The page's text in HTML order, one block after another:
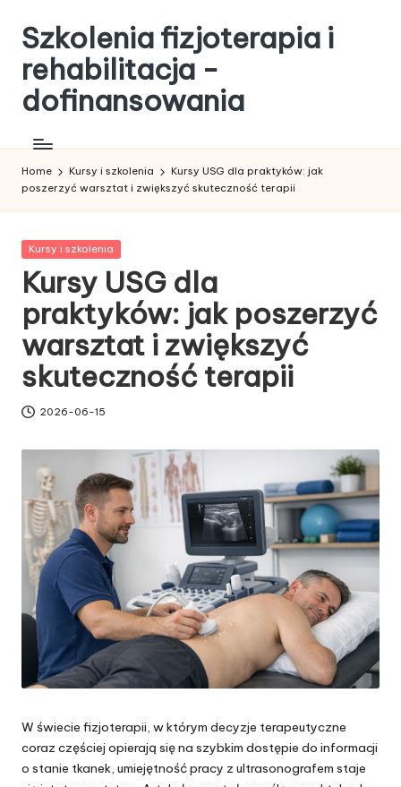
Skip
content
Szkolenia fizjoterapia i
rehabilitacja -
dofinansowania
Home Kursy i szkolenia
Kursy USG dla praktyków: jak
poszerzyć warsztat i zwiększyć skuteczność terapii
Posted
Kursy i szkolenia
Kursy USG dla
praktyków: jak poszerzyć
warsztat i zwiększyć
skuteczność terapii
2026-06-15
W świecie fizjoterapii, w którym decyzje terapeutyczne
coraz częściej opierają się na szybkim dostępie do informacji
o stanie tkanek, umiejętność pracy z ultrasonografem staje